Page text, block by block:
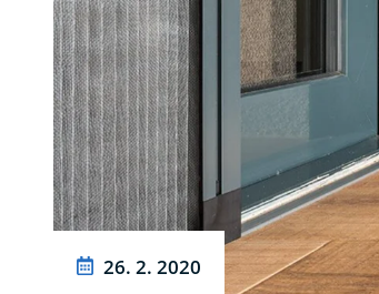
26. 2. 2020